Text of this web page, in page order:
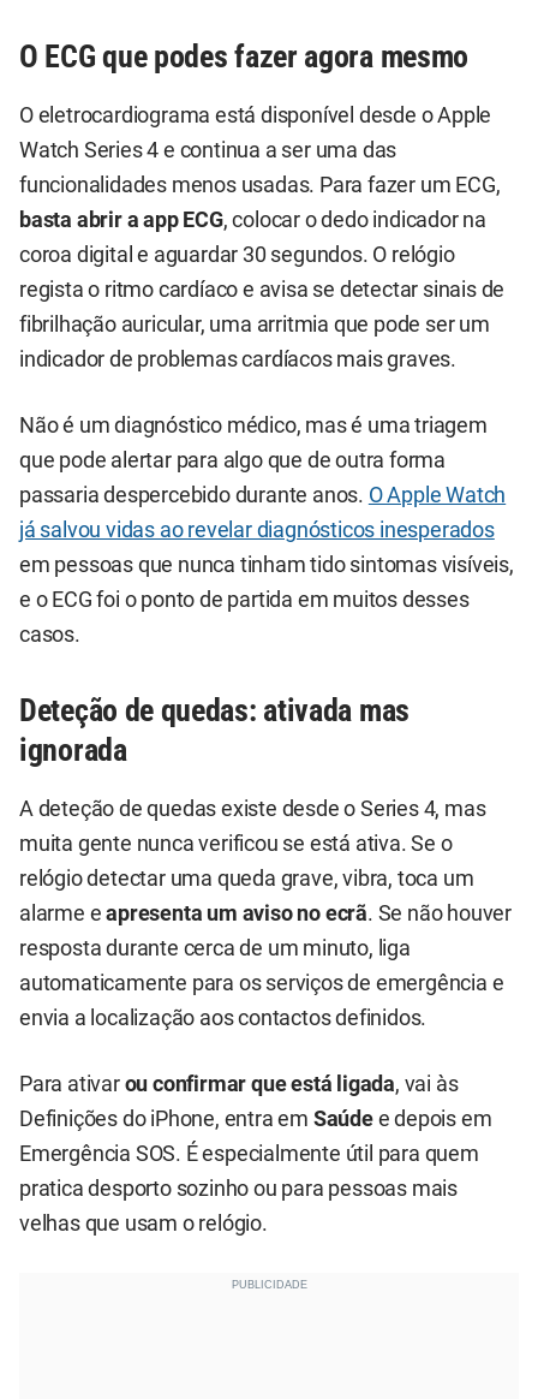
O ECG que podes fazer agora mesmo
O eletrocardiograma está disponível desde o Apple
Watch Series 4 e continua a ser uma das
funcionalidades menos usadas. Para fazer um ECG,
basta abrir a app ECG, colocar o dedo indicador na
coroa digital e aguardar 30 segundos. O relógio
regista o ritmo cardíaco e avisa se detectar sinais de
fibrilhação auricular, uma arritmia que pode ser um
indicador de problemas cardíacos mais graves.
Não é um diagnóstico médico, mas é uma triagem
que pode alertar para algo que de outra forma
passaria despercebido durante anos. O Apple Watch
já salvou vidas ao revelar diagnósticos inesperados
em pessoas que nunca tinham tido sintomas visíveis,
e o ECG foi o ponto de partida em muitos desses
casos.
Deteção de quedas: ativada mas
ignorada
A deteção de quedas existe desde o Series 4, mas
muita gente nunca verificou se está ativa. Se o
relógio detectar uma queda grave, vibra, toca um
alarme eapresenta um aviso no ecrã. Se não houver
resposta durante cerca de um minuto, liga
automaticamente para os serviços de emergência e
envia a localização aos contactos definidos.
Para ativar ou confirmar que está ligada, vai às
Definições do iPhone, entra em Saúdee depois em
Emergência SOS. É especialmente útil para quem
pratica desporto sozinho ou para pessoas mais
velhas que usam o relógio.